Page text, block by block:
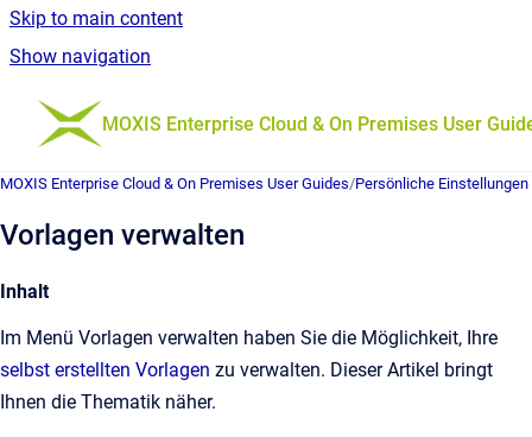
Skip to main content
Show navigation
Go to homepage
MOXIS Enterprise Cloud & On Premises User
MOXIS Enterprise Cloud & On Premises User Guides/Persönliche Einstellungen
Vorlagen verwalten
Inhalt
Im Menü Vorlagen verwalten haben Sie die Möglichkeit, Ihre
selbst erstellten Vorlagen zu verwalten. Dieser Artikel bringt
Ihnen die Thematik näher.